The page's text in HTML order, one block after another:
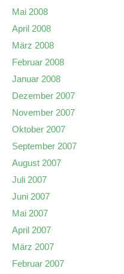
Mai 2008
April 2008
März 2008
Februar 2008
Januar 2008
Dezember 2007
November 2007
Oktober 2007
September 2007
August 2007
Juli 2007
Juni 2007
Mai 2007
April 2007
März 2007
Februar 2007